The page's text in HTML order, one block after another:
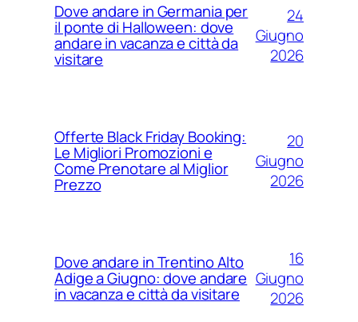
Dove andare in Germania per
il ponte di Halloween: dove
andare in vacanza e città da
visitare
24
Giugno
2026
Offerte Black Friday Booking:
Le Migliori Promozioni e
Come Prenotare al Miglior
Prezzo
20
Giugno
2026
Dove andare in Trentino Alto
Adige a Giugno: dove andare
in vacanza e città da visitare
16
Giugno
2026